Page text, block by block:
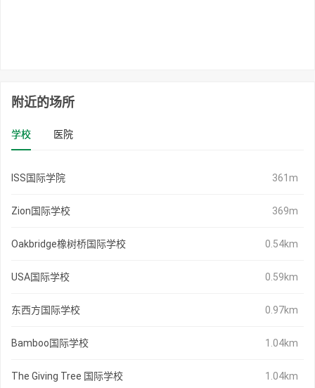
附近的场所
学校 医院
ISS国际学院 361m
Zion国际学校 369m
Oakbridge橡树桥国际学校 0.54km
USA国际学校 0.59km
东西方国际学校 0.97km
Bamboo国际学校 1.04km
The Giving Tree 国际学校 1.04km